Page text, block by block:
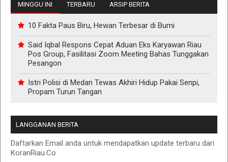
MINGGU INI TERBARU ARSIP BERITA
10 Fakta Paus Biru, Hewan Terbesar di Bumi
Said Iqbal Respons Cepat Aduan Eks Karyawan Riau
Pos Group, Fasilitasi Zoom Meeting Bahas Tunggakan
Pesangon
Istri Polisi di Medan Tewas Akhiri Hidup Pakai Senpi,
Propam Turun Tangan
LANGGANAN BERITA
Daftarkan Email anda untuk mendapatkan update terbaru dari
KoranRiau.Co